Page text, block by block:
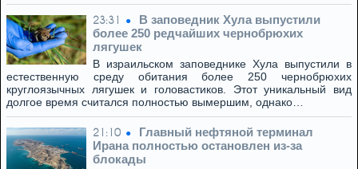
23:31
В заповедник Хула выпустили
более 250 редчайших чернобрюхих
лягушек
В израильском заповеднике Хула выпустили в
естественную среду обитания более 250 чернобрюхих
круглоязычных лягушек и головастиков. Этот уникальный вид
долгое время считался полностью вымершим, однако…
21:10
Главный нефтяной терминал
Ирана полностью остановлен из-за
блокады